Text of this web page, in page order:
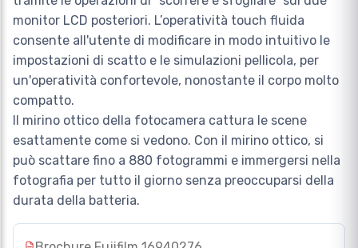
monitor LCD posteriori. L’operatività touch fluida
consente all'utente di modificare in modo intuitivo le
impostazioni di scatto e le simulazioni pellicola, per
un'operatività confortevole, nonostante il corpo molto
compatto.
Il mirino ottico della fotocamera cattura le scene
esattamente come si vedono. Con il mirino ottico, si
può scattare fino a 880 fotogrammi e immergersi nella
fotografia per tutto il giorno senza preoccuparsi della
durata della batteria.